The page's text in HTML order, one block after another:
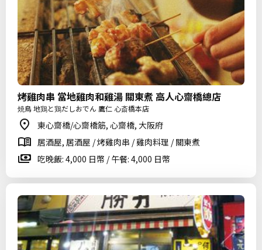
烤雞肉串 當地雞肉和雞湯 關東煮 高人心齋橋總店
焼鳥 地鶏と鶏だしおでん 鷹仁 心斎橋本店
東心齋橋/心齋橋筋, 心齋橋, 大阪府
居酒屋, 居酒屋 / 烤雞肉串 / 雞肉料理 / 關東煮
吃晚飯: 4,000 日幣 / 午餐: 4,000 日幣